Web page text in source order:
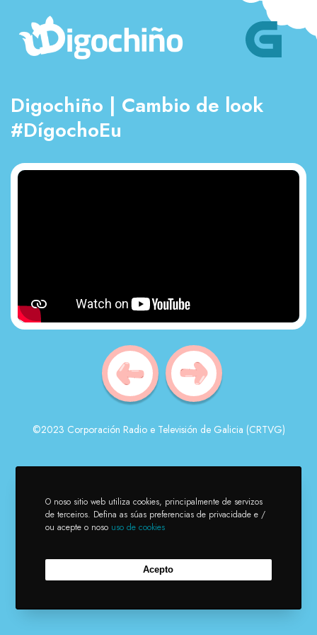
Digochiño | Cambio de look
#DígochoEu
©2023 Corporación Radio e Televisión de Galicia (CRTVG)
O noso sitio web utiliza cookies, principalmente de servizos
de terceiros. Defina as súas preferencias de privacidade e /
ou acepte o noso uso de cookies
Acepto